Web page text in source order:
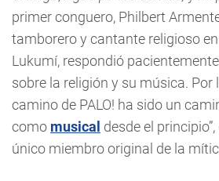
primer conguero, Philbert
tamborero y cantante religioso
Lukumí, respondió
sobre la religión y su música. Por
camino de PALO! ha sido un
como musical desde el
único miembro original de la